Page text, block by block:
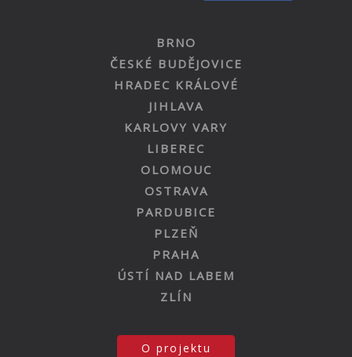
BRNO
ČESKÉ BUDĚJOVICE
HRADEC KRÁLOVÉ
JIHLAVA
KARLOVY VARY
LIBEREC
OLOMOUC
OSTRAVA
PARDUBICE
PLZEŇ
PRAHA
ÚSTÍ NAD LABEM
ZLÍN
O projektu